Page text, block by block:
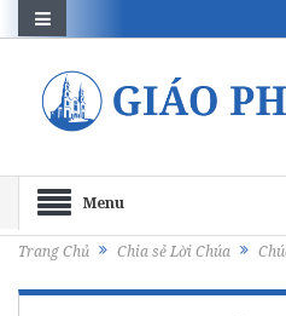
Menu
Trang Chủ Chia sẻ Lời Chúa